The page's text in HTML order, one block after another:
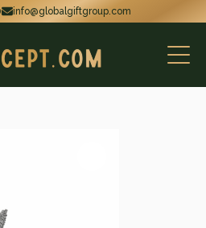
info@globalgiftgroup.com